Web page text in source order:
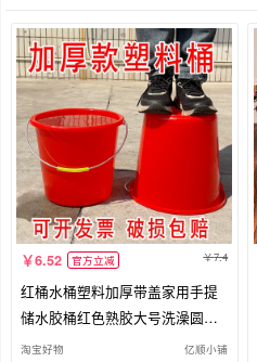
6.52 官方立减 7.4
红桶水桶塑料加厚带盖家用手提
储水胶桶红色熟胶大号洗澡圆桶
清洁
淘宝好物 亿顺小铺